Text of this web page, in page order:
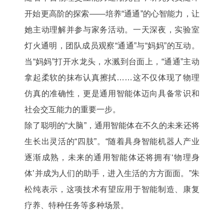
开始更高阶的探索——培养“通通”的心智能力，让
她主动理解并参与家务活动。一天深夜，实验室
灯火通明，团队成员观察“通通”与“妈妈”的互动。
当“妈妈”打开水龙头，水溅到台面上，“通通”主动
拿起柔软的抹布认真擦拭……这不仅体现了物理
仿真的准确性，更是通用智能体迈向具备常识和
社会交互能力的重要一步。
除了聪明的“大脑”，通用智能体在不久的未来还将
生长出灵活的“四肢”。“随着具身智能机器人产业
逐渐成熟，未来的通用智能体还将拥有‘物理身
体’并成为人们的助手，进入生活的方方面面。”朱
松纯表示，这项技术有望应用于智能制造、康复
疗养、特种任务等多种场景。